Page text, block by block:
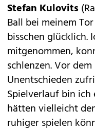
Stefan Kulovits
Ball bei meinem
bisschen glücklich.
mitgenommen,
schlenzen. Vor
Unentschieden
Spielverlauf bin
hätten vielleicht
ruhiger spielen